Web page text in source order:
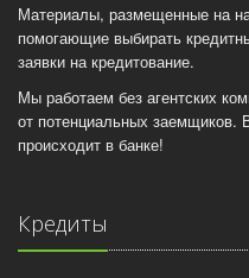
Материалы, размещенные на
помогающие выбирать
заявки на кредитование.
Мы работаем без агентских
от потенциальных заемщиков.
происходит в банке!
Кредиты